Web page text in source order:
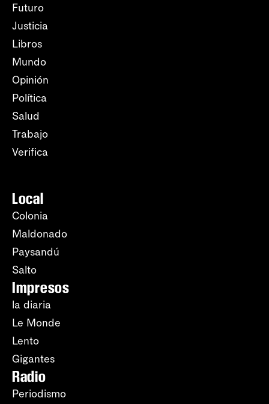
Futuro
Justicia
Libros
Mundo
Opinión
Política
Salud
Trabajo
Verifica
Local
Colonia
Maldonado
Paysandú
Salto
Impresos
la diaria
Le Monde
Lento
Gigantes
Radio
Periodismo